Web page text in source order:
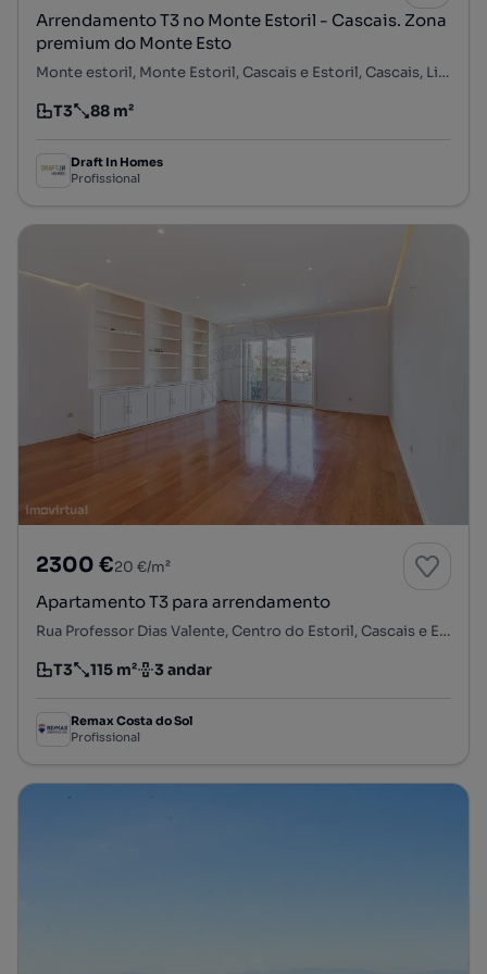
Arrendamento T3 no Monte Estoril - Cascais. Zona
premium do Monte Esto
Monte estoril, Monte Estoril, Cascais e Estoril, Cascais, Lisboa
Tipologia
T3
Preço por metro quadrado
88 m²
Draft In Homes
Profissional
2300 €20 €/m²
Apartamento T3 para arrendamento
Rua Professor Dias Valente, Centro do Estoril, Cascais e Estoril, Cascais, Lisboa
Tipologia
T3
Preço por metro quadrado
115 m²
Andar 3 andar
Remax Costa do Sol
Profissional